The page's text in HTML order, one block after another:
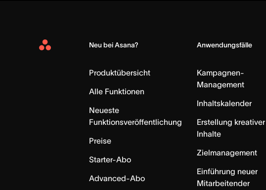
Asana
Neu bei Asana?
Produktübersicht
Alle Funktionen
Neueste
Funktionsveröffentlichung
Preise
Starter-Abo
Advanced-Abo
Anwendungsfälle
Kampagnen-
Management
Inhaltskalender
Erstellung kreativer
Inhalte
Zielmanagement
Einführung neuer
Mitarbeitender